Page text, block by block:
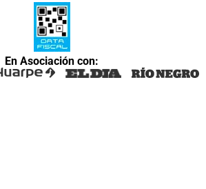
En Asociación con: